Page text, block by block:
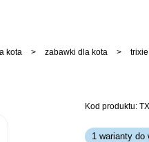
kota > zabawki dla kota >
Kod produktu:
1 warianty do